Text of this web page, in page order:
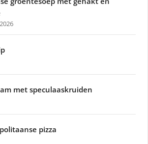
met speculaaskruiden
pizza